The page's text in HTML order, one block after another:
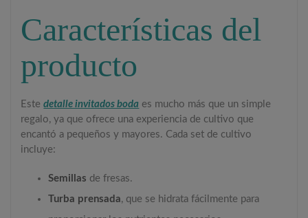
Características del
producto
Estedetalle invitados boda es mucho más que un simple
regalo, ya que ofrece una experiencia de cultivo que
encantó a pequeños y mayores. Cada set de cultivo
incluye:
Semillas de fresas.
Turba prensada, que se hidrata fácilmente para